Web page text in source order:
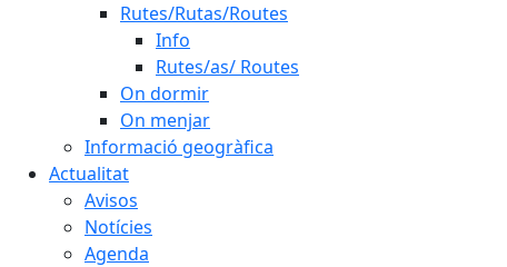
Rutes/Rutas/Routes
Info
Rutes/as/ Routes
On dormir
On menjar
Informació geogràfica
Actualitat
Avisos
Notícies
Agenda